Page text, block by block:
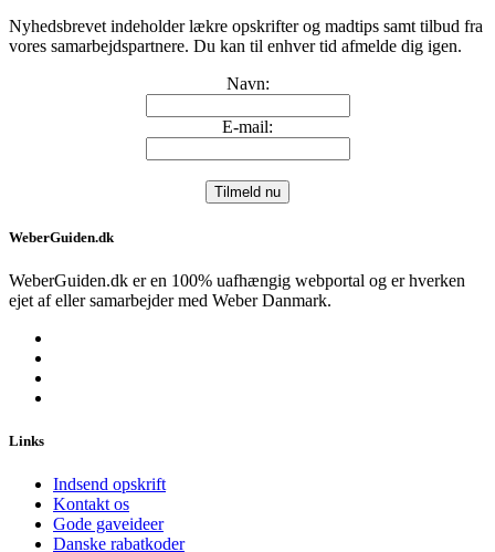
Nyhedsbrevet indeholder lækre opskrifter og madtips samt tilbud fra
vores samarbejdspartnere. Du kan til enhver tid afmelde dig igen.
Navn:
E-mail:
WeberGuiden.dk
WeberGuiden.dk er en 100% uafhængig webportal og er hverken
ejet af eller samarbejder med Weber Danmark.
Links
Indsend opskrift
Kontakt os
Gode gaveideer
Danske rabatkoder